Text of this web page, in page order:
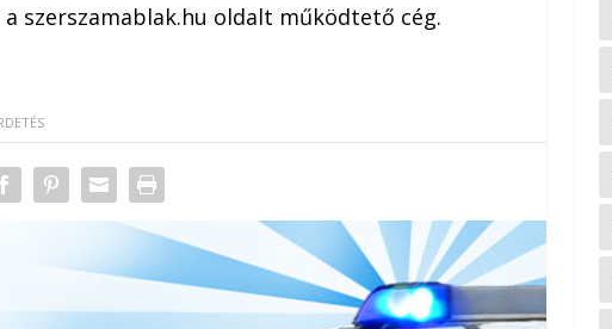
szerszamablak.hu oldalt működtető cég.